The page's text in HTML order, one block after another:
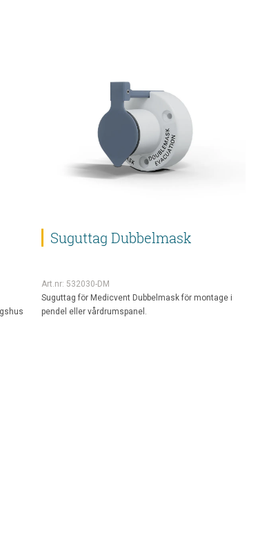
Suguttag Dubbelmask
Art.nr: 532030-DM
Suguttag för Medicvent Dubbelmask för montage i
pendel eller vårdrumspanel.